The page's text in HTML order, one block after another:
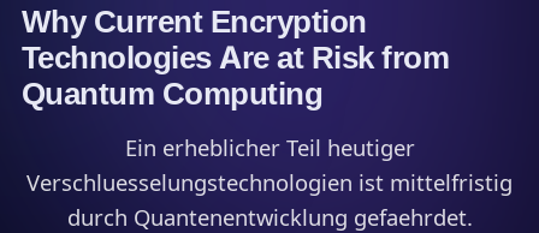
Why Current Encryption
Technologies Are at Risk from
Quantum Computing
Ein erheblicher Teil heutiger
Verschluesselungstechnologien ist mittelfristig
durch Quantenentwicklung gefaehrdet.